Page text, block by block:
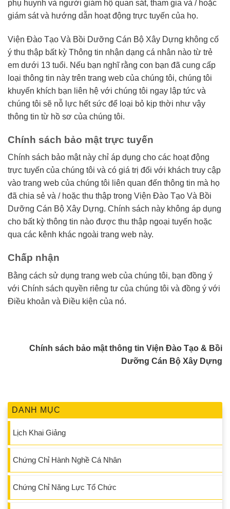
phụ huynh và người giám hộ quan sát, tham gia và / hoặc
giám sát và hướng dẫn hoạt động trực tuyến của họ.
Viện Đào Tạo Và Bồi Dưỡng Cán Bộ Xây Dựng không cố
ý thu thập bất kỳ Thông tin nhận dạng cá nhân nào từ trẻ
em dưới 13 tuổi. Nếu bạn nghĩ rằng con bạn đã cung cấp
loại thông tin này trên trang web của chúng tôi, chúng tôi
khuyến khích bạn liên hệ với chúng tôi ngay lập tức và
chúng tôi sẽ nỗ lực hết sức để loại bỏ kịp thời như vậy
thông tin từ hồ sơ của chúng tôi.
Chính sách bảo mật trực tuyến
Chính sách bảo mật này chỉ áp dụng cho các hoạt động
trực tuyến của chúng tôi và có giá trị đối với khách truy cập
vào trang web của chúng tôi liên quan đến thông tin mà họ
đã chia sẻ và / hoặc thu thập trong Viện Đào Tạo Và Bồi
Dưỡng Cán Bộ Xây Dựng. Chính sách này không áp dụng
cho bất kỳ thông tin nào được thu thập ngoại tuyến hoặc
qua các kênh khác ngoài trang web này.
Chấp nhận
Bằng cách sử dụng trang web của chúng tôi, bạn đồng ý
với Chính sách quyền riêng tư của chúng tôi và đồng ý với
Điều khoản và Điều kiện của nó.
Chính sách bảo mật thông tin Viện Đào Tạo & Bồi
Dưỡng Cán Bộ Xây Dựng
DANH MỤC
Lịch Khai Giảng
Chứng Chỉ Hành Nghề Cá Nhân
Chứng Chỉ Năng Lực Tổ Chức